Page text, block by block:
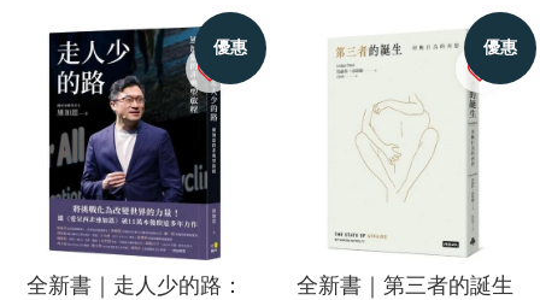
優惠
全新書｜走人少的路：
優惠
全新書｜第三者的誕生